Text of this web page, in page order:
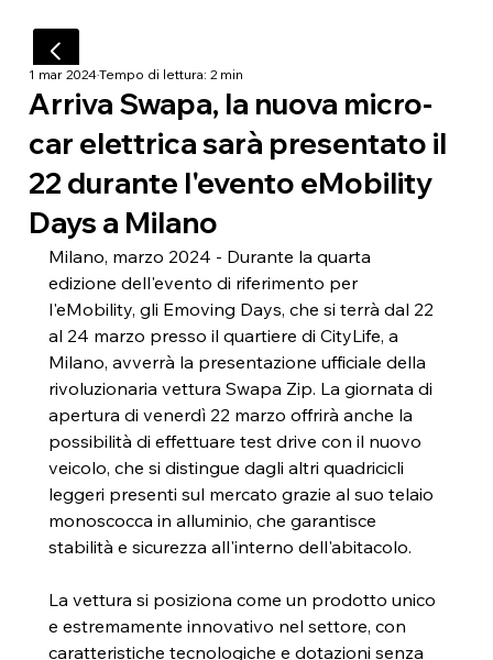
Arriva Swapa, la nuova micro-
car elettrica sarà presentato il
22 durante l'evento eMobility
Days a Milano
1 mar 2024Tempo di lettura: 2 min
Milano, marzo 2024 - Durante la quarta
edizione dell'evento di riferimento per
l'eMobility, gli Emoving Days, che si terrà dal 22
al 24 marzo presso il quartiere di CityLife, a
Milano, avverrà la presentazione ufficiale della
rivoluzionaria vettura Swapa Zip. La giornata di
apertura di venerdì 22 marzo offrirà anche la
possibilità di effettuare test drive con il nuovo
veicolo, che si distingue dagli altri quadricicli
leggeri presenti sul mercato grazie al suo telaio
monoscocca in alluminio, che garantisce
stabilità e sicurezza all'interno dell'abitacolo.
La vettura si posiziona come un prodotto unico
e estremamente innovativo nel settore, con
caratteristiche tecnologiche e dotazioni senza